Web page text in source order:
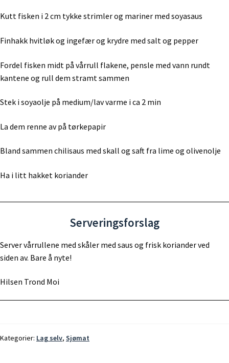
Kutt fisken i 2 cm tykke strimler og mariner med soyasaus
Finhakk hvitløk og ingefær og krydre med salt og pepper
Fordel fisken midt på vårrull flakene, pensle med vann rundt
kantene og rull dem stramt sammen
Stek i soyaolje på medium/lav varme i ca 2 min
La dem renne av på tørkepapir
Bland sammen chilisaus med skall og saft fra lime og olivenolje
Ha i litt hakket koriander
Serveringsforslag
Server vårrullene med skåler med saus og frisk koriander ved
siden av. Bare å nyte!
Hilsen Trond Moi
Kategorier: Lag selv, Sjømat